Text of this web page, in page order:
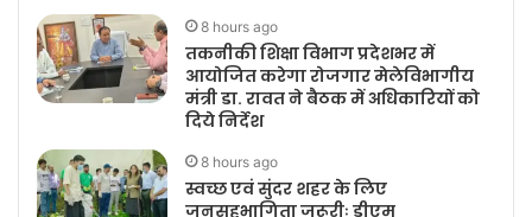
8 hours ago
तकनीकी शिक्षा विभाग प्रदेशभर में
आयोजित करेगा रोजगार मेलेविभागीय
मंत्री डा. रावत ने बैठक में अधिकारियों को
दिये निर्देश
8 hours ago
स्वच्छ एवं सुंदर शहर के लिए
जनसहभागिता जरूरीः डीएम